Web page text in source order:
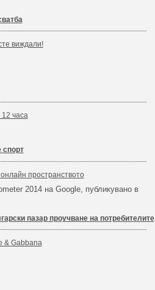
виждали!
часа
спорт
пространството
2014 на Google, публикувано в
пазар проучване на потребителите
& Gabbana